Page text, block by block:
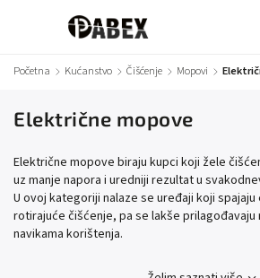
Početna / Kućanstvo / Čišćenje / Mopovi /
Električne mopove
Električne mopove biraju kupci koji žele
uz manje napora i uredniji rezultat u
U ovoj kategoriji nalaze se uređaji koji
rotirajuće čišćenje, pa se lakše prilagođavaju
navikama korištenja.